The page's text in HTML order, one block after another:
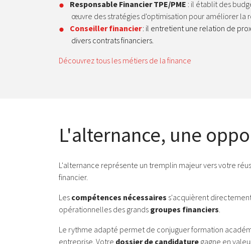
Responsable Financier TPE/PME : il établit des
œuvre des stratégies d'optimisation pour améliorer la
Conseiller financier: il entretient une relation de
divers contrats financiers.
Découvrez tous les métiers de la finance
L'alternance, une
L'alternance représente un tremplin majeur vers votre
financier.
Les compétences nécessaires s'acquièrent
opérationnelles des grands groupes financiers.
Le rythme adapté permet de conjuguer formation
entreprise. Votre dossier de candidature gagne en